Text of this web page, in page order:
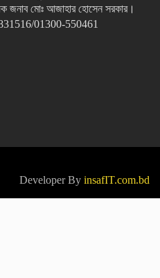
জনাব মোঃ আজাহার হোসেন সরকার।
831516/01300-550461
Developer By insafIT.com.bd